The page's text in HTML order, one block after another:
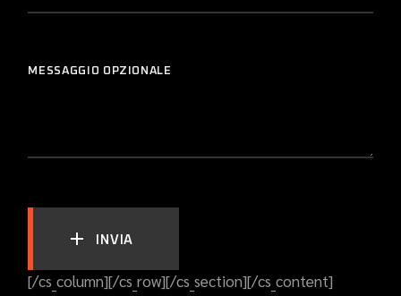
MESSAGGIO OPZIONALE
INVIA
[/cs_column][/cs_row][/cs_section][/cs_content]